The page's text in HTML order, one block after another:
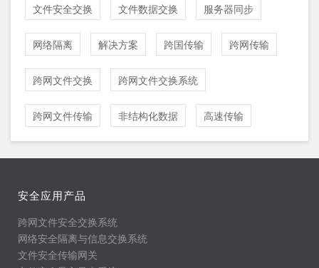
文件安全交换 文件数据交换 服务器同步
网络隔离 解决方案 跨国传输 跨网传输
跨网文件交换 跨网文件交换系统
跨网文件传输 非结构化数据 高速传输
安全应用产品
跨网文件安全交换系统
网络安全隔离与信息交换系统
文件安全传输网关